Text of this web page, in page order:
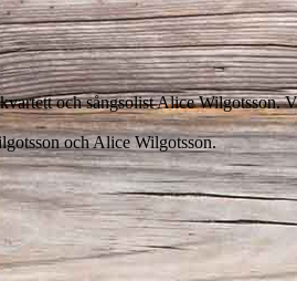
och sångsolist Alice Wilgotsson.
och Alice Wilgotsson.